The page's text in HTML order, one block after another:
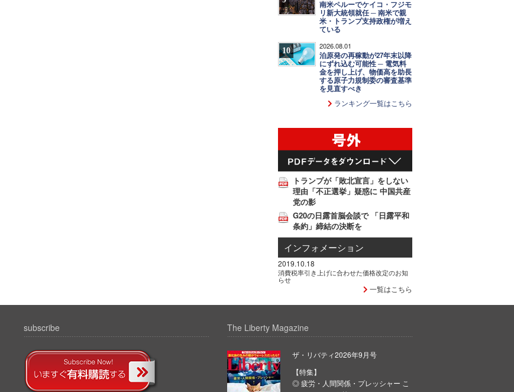
南米ペルーでケイコ・フジモ
リ新大統領就任 ─ 南米で親
米・トランプ支持政権が増え
ている
10 2026.08.01
泊原発の再稼動が27年末以降
にずれ込む可能性 ─ 電気料
金を押し上げ、物価高を助長
する原子力規制委の審査基準
を見直すべき
ランキング一覧はこちら
トランプが「敗北宣言」をしない
理由「不正選挙」疑惑に 中国共産
党の影
G20の日露首脳会談で 「日露平和
条約」締結の決断を
インフォメーション
2019.10.18
消費税率引き上げに合わせた価格改定のお知
らせ
一覧はこちら
subscribe The Liberty Magazine
ザ・リバティ2026年9月号
【特集】
◎ 疲労・人間関係・プレッシャー こ